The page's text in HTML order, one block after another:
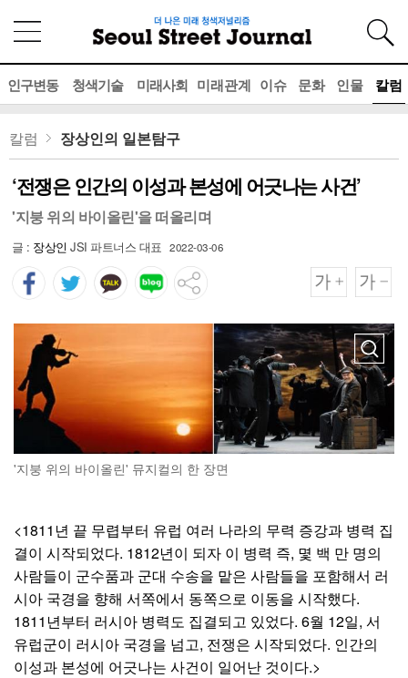
인구변동 청색기술 미래사회 미래관계 이슈 문화 인물 칼럼
칼럼 장상인의 일본탐구
‘전쟁은 인간의 이성과 본성에 어긋나는 사건’
'지붕 위의 바이올린'을 떠올리며
글 : 장상인 JSI 파트너스 대표 2022-03-06
'지붕 위의 바이올린' 뮤지컬의 한 장면
<1811년 끝 무렵부터 유럽 여러 나라의 무력 증강과 병력 집
결이 시작되었다. 1812년이 되자 이 병력 즉, 몇 백 만 명의
사람들이 군수품과 군대 수송을 맡은 사람들을 포함해서 러
시아 국경을 향해 서쪽에서 동쪽으로 이동을 시작했다.
1811년부터 러시아 병력도 집결되고 있었다. 6월 12일, 서
유럽군이 러시아 국경을 넘고, 전쟁은 시작되었다. 인간의
이성과 본성에 어긋나는 사건이 일어난 것이다.>